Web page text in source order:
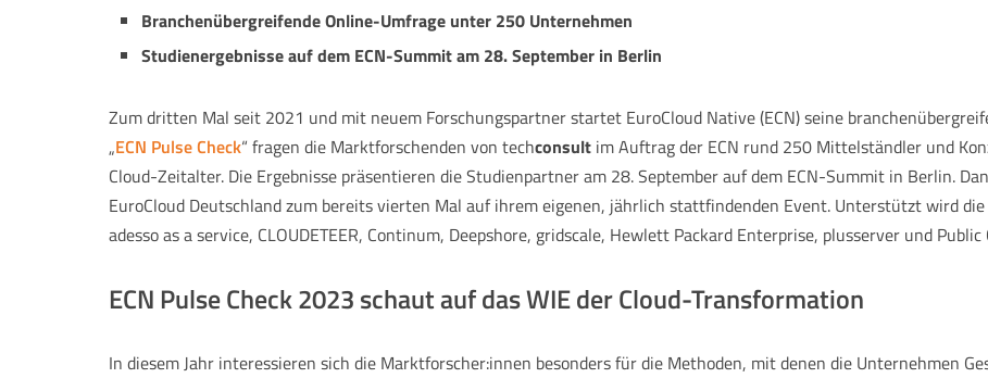
Branchenübergreifende Online-Umfrage unter 250 Unternehmen
Studienergebnisse auf dem ECN-Summit am 28. September in Berlin
Zum dritten Mal seit 2021 und mit neuem Forschungspartner startet EuroCloud Native (ECN) seine
„ECN Pulse Check“ fragen die Marktforschenden von techconsult im Auftrag der ECN rund 250 Mittelständler und
Cloud-Zeitalter. Die Ergebnisse präsentieren die Studienpartner am 28. September auf dem ECN-Summit in Berlin.
EuroCloud Deutschland zum bereits vierten Mal auf ihrem eigenen, jährlich stattfindenden Event. Unterstützt wird
adesso as a service, CLOUDETEER, Continum, Deepshore, gridscale, Hewlett Packard Enterprise, plusserver und Public
ECN Pulse Check 2023 schaut auf das WIE der Cloud-Transformation
In diesem Jahr interessieren sich die Marktforscher:innen besonders für die Methoden, mit denen die Unternehmen